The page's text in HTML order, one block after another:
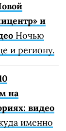
и
Ночью
и региону.
на
видео
именно